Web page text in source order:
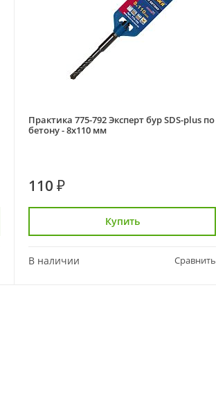
Практика 775-792 Эксперт бур SDS-plus по
бетону - 8х110 мм
110 ₽
Купить
В наличии Сравнить